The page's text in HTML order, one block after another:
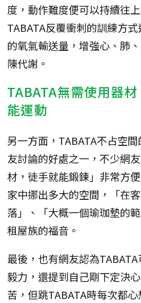
度，動作難度便可以持續往
TABATA反覆衝刺的訓練方
的氧氣輸送量，增強心、肺
陳代謝。
TABATA無需使用器
能運動
另一方面，TABATA不占空
友討論的好處之一，不少網
材，徒手就能鍛鍊」非常方
家中挪出多大的空間，「在
落」、「大概一個瑜珈墊的
租屋族的福音。
最後，也有網友認為
毅力，還提到自己剛下定決
苦，但跳TABATA時每次都